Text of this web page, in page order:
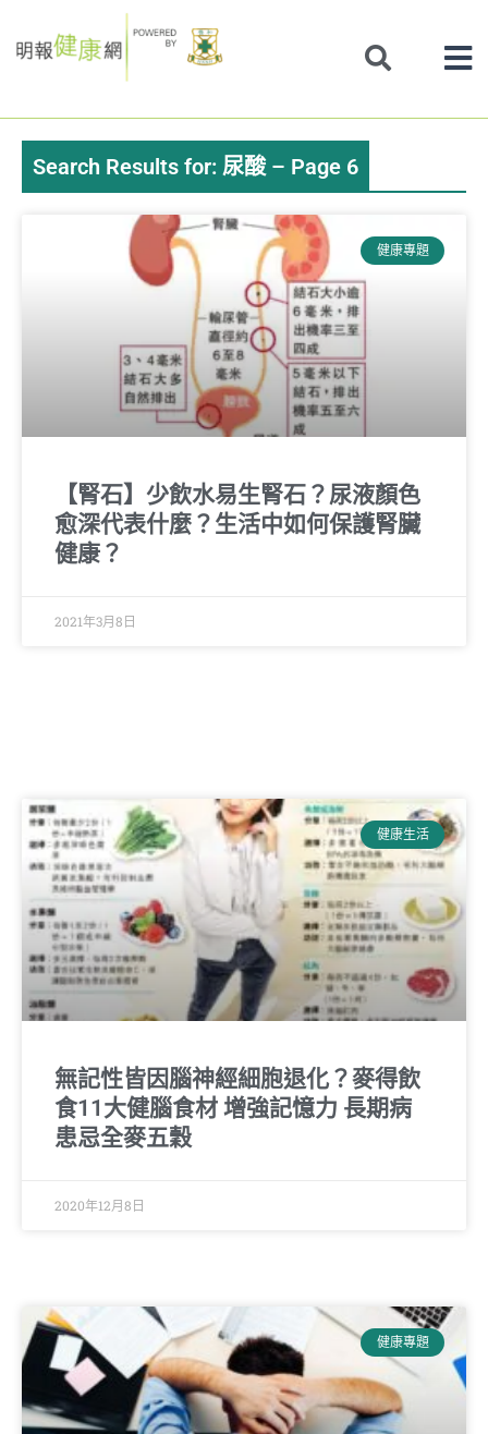
to
Search Results for: 尿酸 – Page 6
健康專題
【腎石】少飲水易生腎石？尿液顏色
愈深代表什麼？生活中如何保護腎臟
健康？
2021年3月8日
健康生活
無記性皆因腦神經細胞退化？麥得飲
食11大健腦食材 增強記憶力 長期病
患忌全麥五穀
2020年12月8日
健康專題
Page PagePagePagePage
Page Page